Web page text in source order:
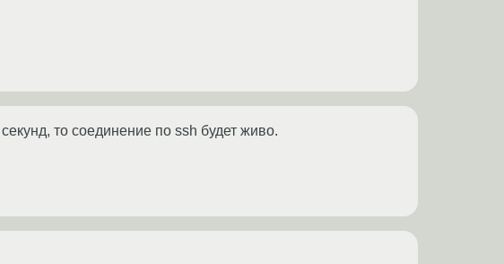
то соединение по ssh будет живо.